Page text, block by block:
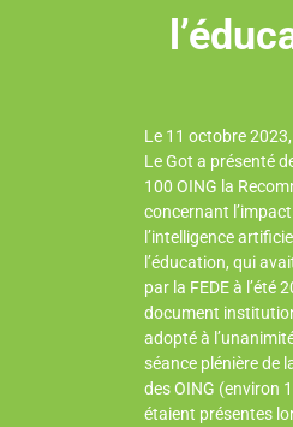
Le 11 octobre
Le Got a présenté
100 OING la
concernant
l’intelligence
l’éducation, qui
par la FEDE à l’été
document
adopté à
séance plénière de
des OING (environ
étaient présentes